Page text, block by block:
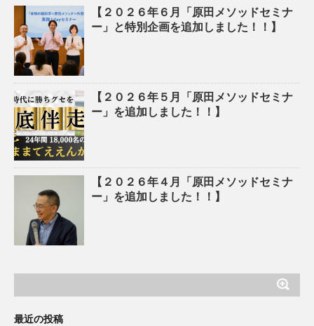
【２０２６年６月「原田メソッドセミナ
ー」と特別企画を追加しました！！】
【２０２６年５月「原田メソッドセミナ
ー」を追加しました！！】
【２０２６年４月「原田メソッドセミナ
ー」を追加しました！！】
最近の投稿